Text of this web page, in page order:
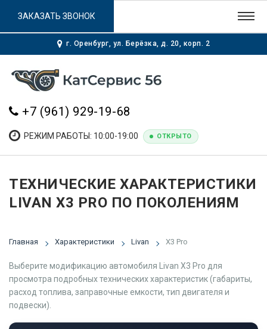
г. Оренбург, ул. Берёзка, д. 20, корп. 2
+7 (961) 929-19-68
РЕЖИМ РАБОТЫ: 10:00-19:00 ОТКРЫТО
ЗАКАЗАТЬ ЗВОНОК
ТЕХНИЧЕСКИЕ ХАРАКТЕРИСТИКИ
LIVAN X3 PRO ПО ПОКОЛЕНИЯМ
Главная Характеристики Livan X3 Pro
Выберите модификацию автомобиля Livan X3 Pro для
просмотра подробных технических характеристик (габариты,
расход топлива, заправочные емкости, тип двигателя и
подвески).